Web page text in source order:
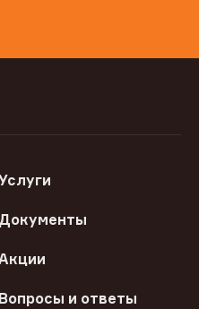
Документы
Вопросы и ответы